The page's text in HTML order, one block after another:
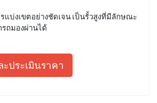
แบ่งเขตอย่างชัดเจน เป็นรั้วสูงที่มีลักษณะ
ถมองผ่านได้
ประเมินราคา